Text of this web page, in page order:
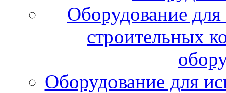
Оборудование
строительных
Оборудование для